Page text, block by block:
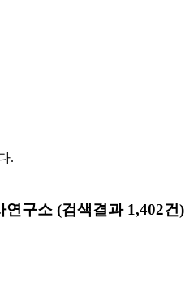
.
연구소 (검색결과 1,402건)